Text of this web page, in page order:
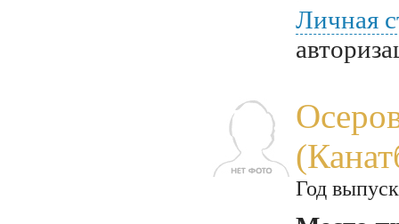
Личная
Год